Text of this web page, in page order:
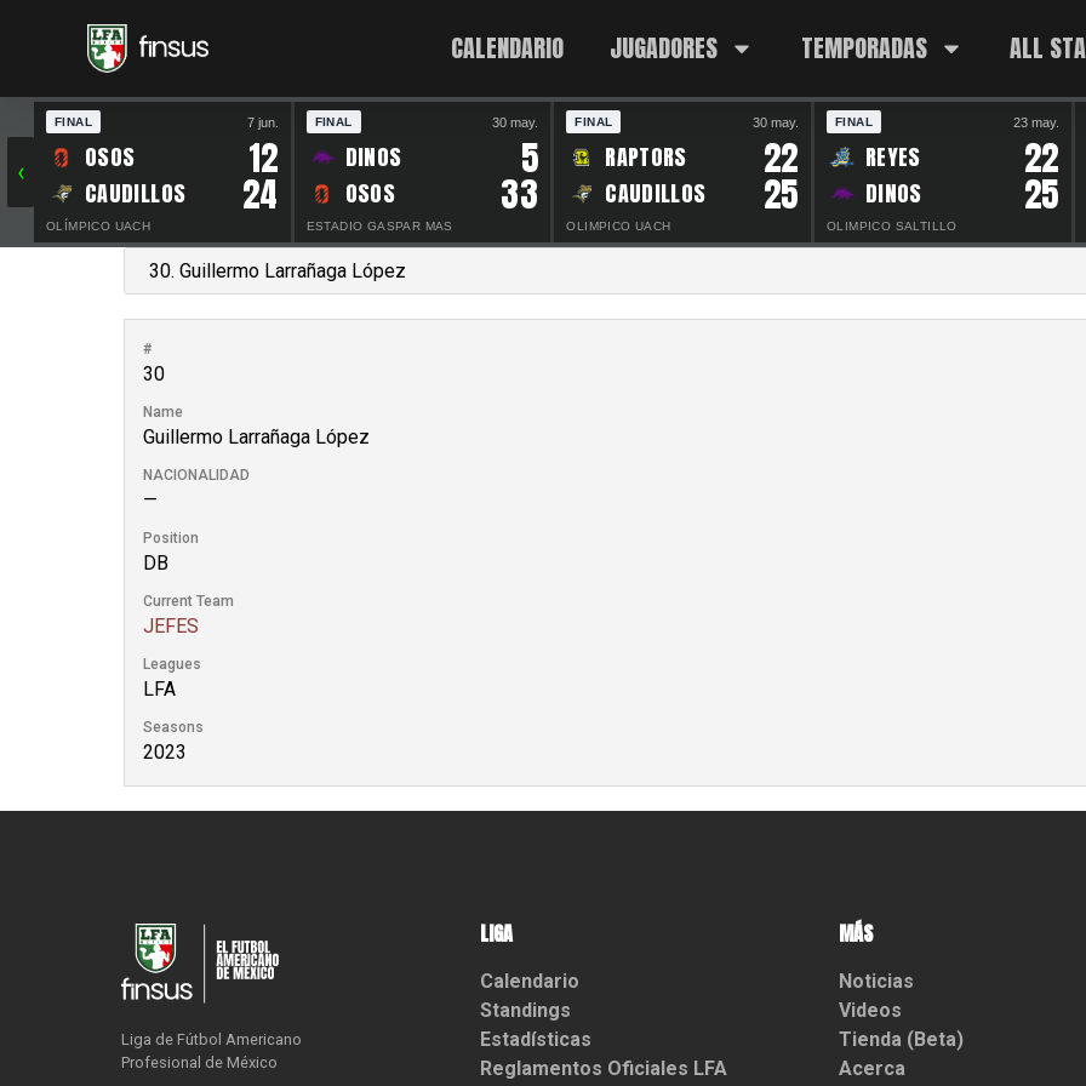
CALENDARIO JUGADORES TEMPORADAS ALL
‹
FINAL 7 jun.
OSOS 12
CAUDILLOS 24
OLÍMPICO UACH
FINAL 30 may.
DINOS 5
OSOS 33
ESTADIO GASPAR MAS
FINAL 30 may.
RAPTORS 22
CAUDILLOS 25
OLIMPICO UACH
FINAL 23 may.
REYES 22
DINOS 25
OLIMPICO SALTILLO
#
30
Name
Guillermo Larrañaga López
NACIONALIDAD
—
Position
DB
Current Team
JEFES
Leagues
LFA
Seasons
2023
Liga de Fútbol Americano
Profesional de México
LIGA
Calendario
Standings
Estadísticas
Reglamentos Oficiales LFA
MÁS
Noticias
Videos
Tienda (Beta)
Acerca